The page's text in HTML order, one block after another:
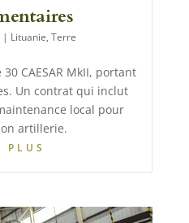
| Lituanie,Terre
CAESAR MkII, portant
Un contrat qui inclut
local pour
artillerie.
PLUS